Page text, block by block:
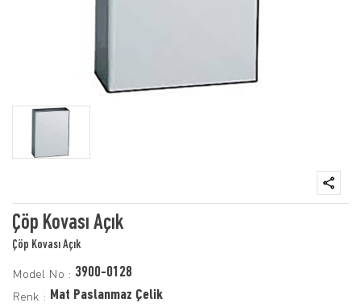
Çöp Kovası Açık
Çöp Kovası Açık
Model No : 3900-0128
Renk : Mat Paslanmaz Çelik